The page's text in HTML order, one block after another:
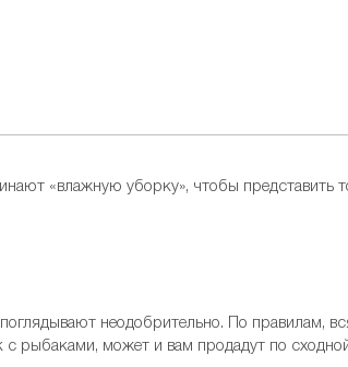
«влажную уборку», чтобы представить
неодобрительно. По правилам,
рыбаками, может и вам продадут по